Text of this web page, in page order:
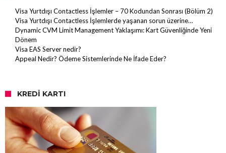
Visa Yurtdışı Contactless İşlemler – 70 Kodundan Sonrası (Bölüm 2)
Visa Yurtdışı Contactless İşlemlerde yaşanan sorun üzerine…
Dynamic CVM Limit Management Yaklaşımı: Kart Güvenliğinde Yeni
Dönem
Visa EAS Server nedir?
Appeal Nedir? Ödeme Sistemlerinde Ne İfade Eder?
KREDI KARTI